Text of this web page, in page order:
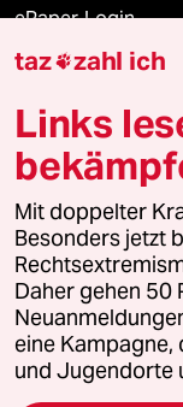
ePaper Login
Downloads für
© 2026 taz
Alle Rechte
wenden Sie sich bitte an
Feedback
Leitlinie
taz zahl ich
Links
Mit doppelter
Besonders jetzt
Daher gehen 50
eine Kampagne,
und Jugendorte